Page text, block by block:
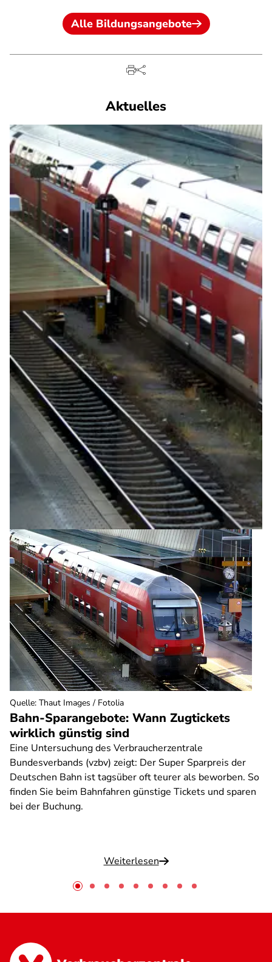
Alle Bildungsangebote
Aktuelles
Bahn-Sparangebote: Wann Zugtickets
wirklich günstig sind
Eine Untersuchung des Verbraucherzentrale
Bundesverbands (vzbv) zeigt: Der Super Sparpreis der
Deutschen Bahn ist tagsüber oft teurer als beworben. So
finden Sie beim Bahnfahren günstige Tickets und sparen
bei der Buchung.
Weiterlesen
Quelle: Thaut Images / Fotolia